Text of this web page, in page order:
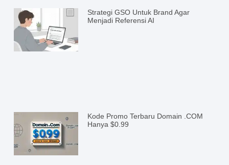
Strategi GSO Untuk Brand Agar
Menjadi Referensi AI
Kode Promo Terbaru Domain .COM
Hanya $0.99